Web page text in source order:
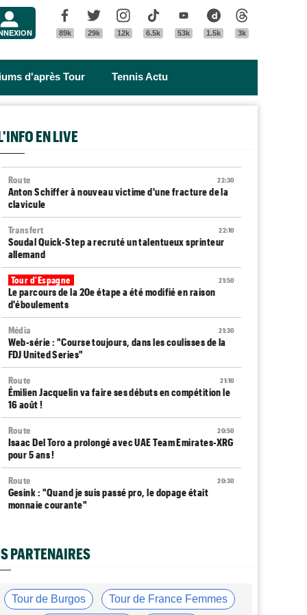
Facebook
89k
Twitter
29k
Instagram
12k
Tik Tok
6.5k
Youtube
53k
Dailymotion
1.5k 3k
d'après Tour Tennis Actu
EN LIVE
22:30
Route
Anton Schiffer à nouveau victime d'une fracture de la
clavicule
22:10
Transfert
Soudal Quick-Step a recruté un talentueux sprinteur
allemand
21:50
Tour d'Espagne
Le parcours de la 20e étape a été modifié en raison
d'éboulements
21:30
Média
Web-série : "Course toujours, dans les coulisses de la
FDJ United Series"
21:10
Route
Émilien Jacquelin va faire ses débuts en compétition le
16 août !
20:50
Route
Isaac Del Toro a prolongé avec UAE Team Emirates-XRG
pour 5 ans !
20:30
Route
Gesink : "Quand je suis passé pro, le dopage était
monnaie courante"
et rumeurs
Lotto-Intermarché fait passer pro trois jeunes de sa
formation
PARTENAIRES
Tour de Burgos Tour de France Femmes